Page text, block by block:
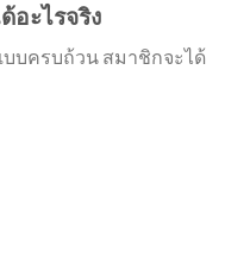
อะไรจริง
บบครบถ้วน สมาชิกจะได้